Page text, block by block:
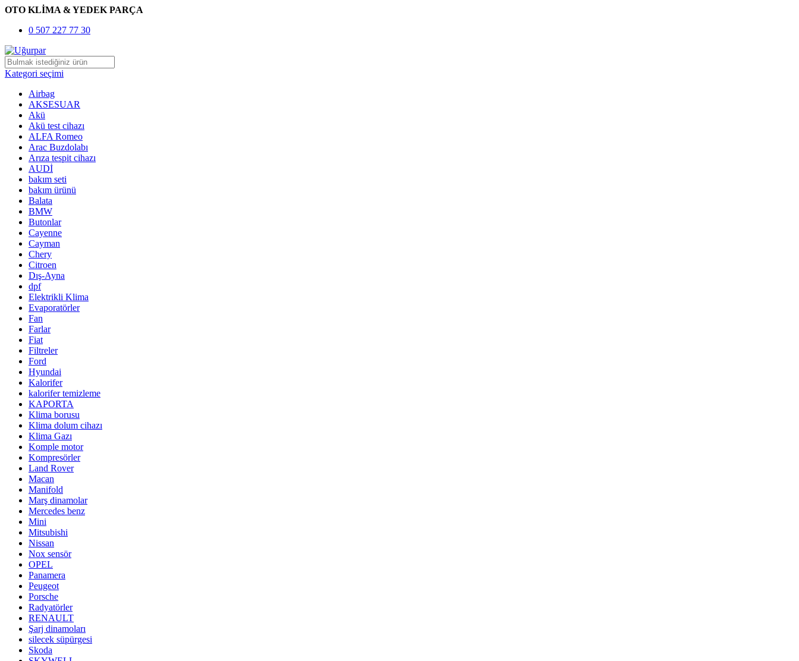
OTO KLİMA & YEDEK PARÇA
0 507 227 77 30
Kategori seçimi
Airbag
AKSESUAR
Akü
Akü test cihazı
ALFA Romeo
Arac Buzdolabı
Arıza tespit cihazı
AUDİ
bakım seti
bakım ürünü
Balata
BMW
Butonlar
Cayenne
Cayman
Chery
Citroen
Dış-Ayna
dpf
Elektrikli Klima
Evaporatörler
Fan
Farlar
Fiat
Filtreler
Ford
Hyundai
Kalorifer
kalorifer temizleme
KAPORTA
Klima borusu
Klima dolum cihazı
Klima Gazı
Komple motor
Kompresörler
Land Rover
Macan
Manifold
Marş dinamolar
Mercedes benz
Mini
Mitsubishi
Nissan
Nox sensör
OPEL
Panamera
Peugeot
Porsche
Radyatörler
RENAULT
Şarj dinamoları
silecek süpürgesi
Skoda